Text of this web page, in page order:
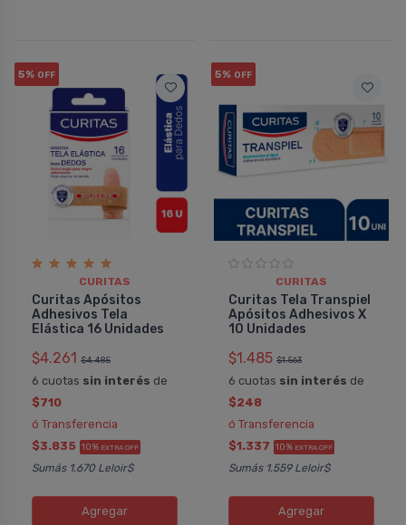
5% OFF
CURITAS
Curitas Apósitos
Adhesivos Tela
Elástica 16 Unidades
$4.261 $4.485
6 cuotas sin interés de
$710
ó Transferencia
$3.835 10% EXTRA OFF
Sumás 1.670 Leloir$
Agregar
5% OFF
CURITAS
Curitas Tela Transpiel
Apósitos Adhesivos X
10 Unidades
$1.485 $1.563
6 cuotas sin interés de
$248
ó Transferencia
$1.337 10% EXTRA OFF
Sumás 1.559 Leloir$
Agregar